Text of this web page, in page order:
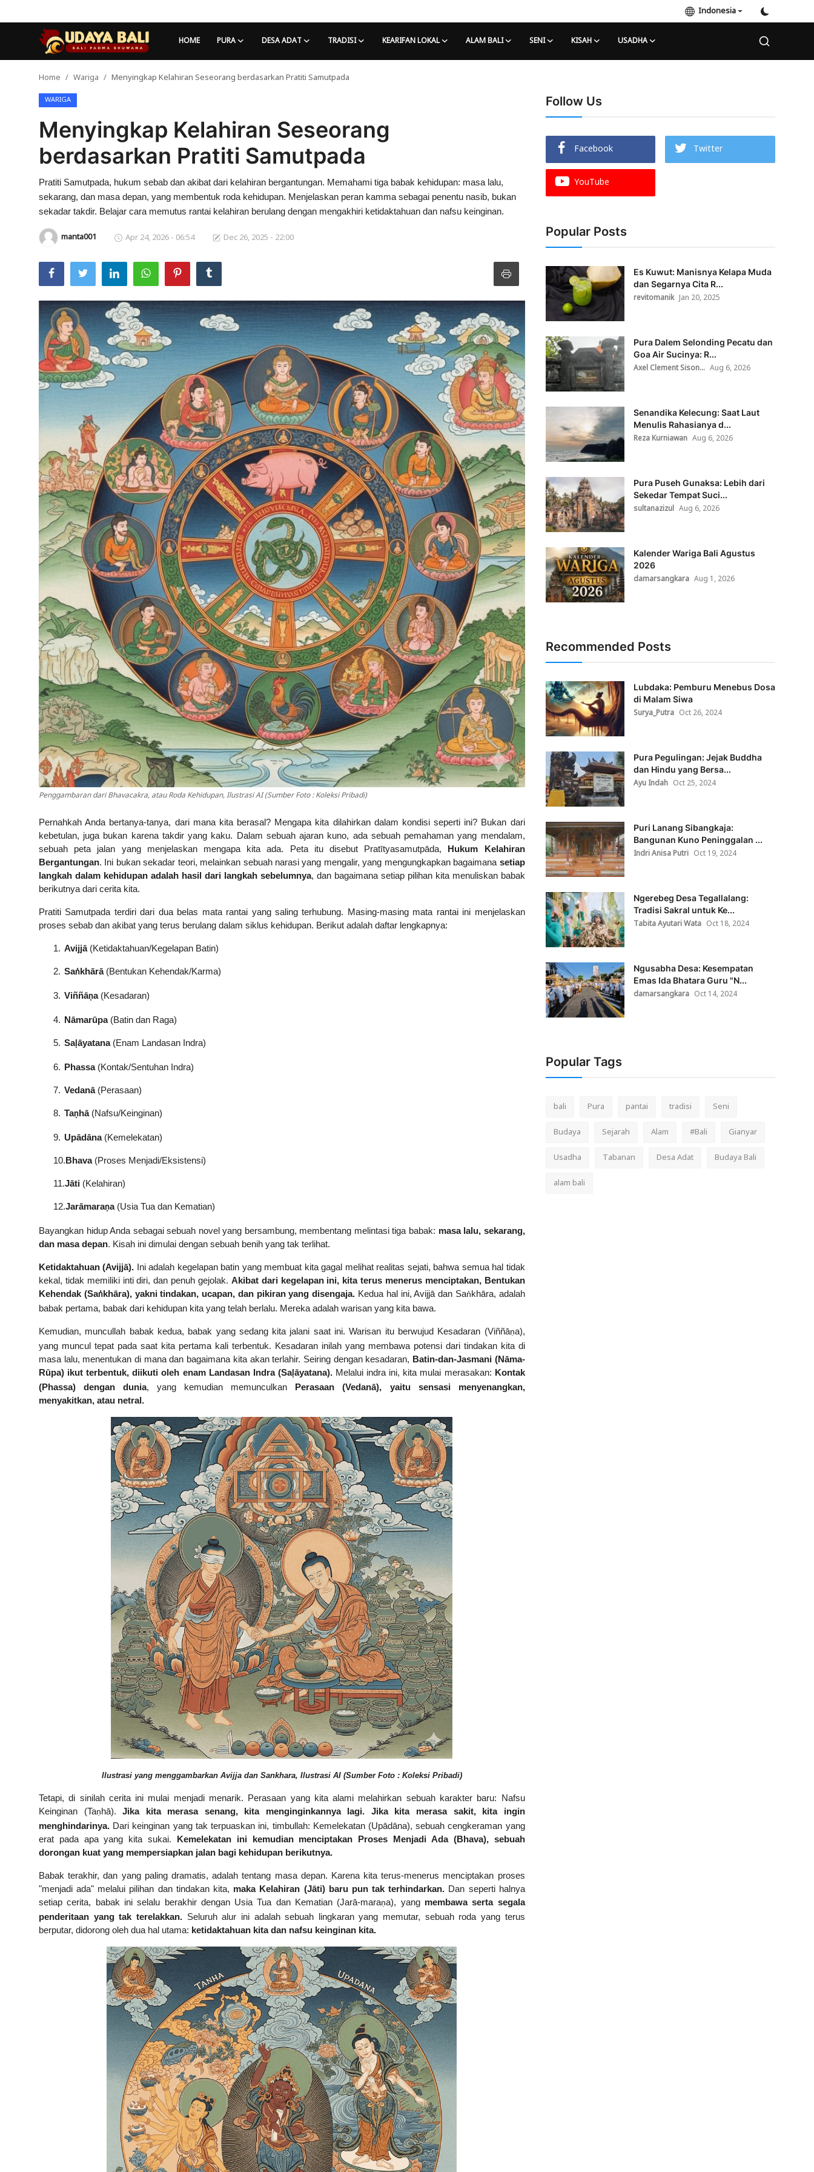
Indonesia
HOME PURA DESA ADAT TRADISI KEARIFAN LOKAL ALAM BALI SENI KISAH USADHA
Desa Adat
Kearifan lokal
Alam Bali
Indonesia
Home Wariga Menyingkap Kelahiran Seseorang berdasarkan Pratiti Samutpada
WARIGA
Menyingkap Kelahiran Seseorang
berdasarkan Pratiti Samutpada
Pratiti Samutpada, hukum sebab dan akibat dari kelahiran bergantungan. Memahami tiga babak kehidupan: masa lalu,
sekarang, dan masa depan, yang membentuk roda kehidupan. Menjelaskan peran kamma sebagai penentu nasib, bukan
sekadar takdir. Belajar cara memutus rantai kelahiran berulang dengan mengakhiri ketidaktahuan dan nafsu keinginan.
manta001 Apr 24, 2026 - 06:54 Dec 26, 2025 - 22:00
Penggambaran dari Bhavacakra, atau Roda Kehidupan, Ilustrasi AI (Sumber Foto : Koleksi Pribadi)
Pernahkah Anda bertanya-tanya, dari mana kita berasal? Mengapa kita dilahirkan dalam kondisi seperti ini? Bukan dari
kebetulan, juga bukan karena takdir yang kaku. Dalam sebuah ajaran kuno, ada sebuah pemahaman yang mendalam,
sebuah peta jalan yang menjelaskan mengapa kita ada. Peta itu disebut Pratītyasamutpāda,
Hukum Kelahiran
Bergantungan. Ini bukan sekadar teori, melainkan sebuah narasi yang mengalir, yang mengungkapkan bagaimana setiap
langkah dalam kehidupan adalah hasil dari langkah sebelumnya, dan bagaimana setiap pilihan kita menuliskan babak
berikutnya dari cerita kita.
Pratiti Samutpada terdiri dari dua belas mata rantai yang saling terhubung. Masing-masing mata rantai ini menjelaskan
proses sebab dan akibat yang terus berulang dalam siklus kehidupan. Berikut adalah daftar lengkapnya:
1. Avijjā(Ketidaktahuan/Kegelapan Batin)
2. Saṅ khārā(Bentukan Kehendak/Karma)
3. Viññāṇa(Kesadaran)
4. Nāmarūpa(Batin dan Raga)
5. Saḷ āyatana(Enam Landasan Indra)
6. Phassa(Kontak/Sentuhan Indra)
7. Vedanā(Perasaan)
8. Taṇ hā(Nafsu/Keinginan)
9. Upādāna(Kemelekatan)
10. Bhava(Proses Menjadi/Eksistensi)
11.Jāti (Kelahiran)
12.Jarāmaraṇa(Usia Tua dan Kematian)
Bayangkan hidup Anda sebagai sebuah novel yang bersambung, membentang melintasi tiga babak: masa lalu, sekarang,
dan masa depan. Kisah ini dimulai dengan sebuah benih yang tak terlihat.
Ketidaktahuan (Avijjā). Ini adalah kegelapan batin yang membuat kita gagal melihat realitas sejati, bahwa semua hal tidak
kekal, tidak memiliki inti diri, dan penuh gejolak. Akibat dari kegelapan ini, kita terus menerus menciptakan, Bentukan
Kehendak (Saṅkhāra), yakni tindakan, ucapan, dan pikiran yang disengaja. Kedua hal ini, Avijjā dan Saṅ khāra, adalah
babak pertama, babak dari kehidupan kita yang telah berlalu. Mereka adalah warisan yang kita bawa.
Kemudian, muncullah babak kedua, babak yang sedang kita jalani saat ini. Warisan itu berwujud Kesadaran (Viññāṇa),
yang muncul tepat pada saat kita pertama kali terbentuk. Kesadaran inilah yang membawa potensi dari tindakan kita di
masa lalu, menentukan di mana dan bagaimana kita akan terlahir. Seiring dengan kesadaran, Batin-dan-Jasmani (Nāma-
Rūpa) ikut terbentuk, diikuti oleh enam Landasan Indra (Saḷ āyatana).Melalui indra ini, kita mulai merasakan: Kontak
(Phassa) dengan dunia, yang kemudian memunculkan
Perasaan (Vedanā), yaitu sensasi menyenangkan,
menyakitkan, atau netral.
Ilustrasi yang menggambarkan Avijja dan Sankhara, Ilustrasi AI (Sumber Foto : Koleksi Pribadi)
Tetapi, di sinilah cerita ini mulai menjadi menarik. Perasaan yang kita alami melahirkan sebuah karakter baru: Nafsu
Keinginan (Taṇ hā).Jika kita merasa senang, kita menginginkannya lagi. Jika kita merasa sakit, kita ingin
menghindarinya. Dari keinginan yang tak terpuaskan ini, timbullah: Kemelekatan (Upādāna), sebuah cengkeraman yang
erat pada apa yang kita sukai.
Kemelekatan ini kemudian menciptakan Proses Menjadi Ada (Bhava), sebuah
dorongan kuat yang mempersiapkan jalan bagi kehidupan berikutnya.
Babak terakhir, dan yang paling dramatis, adalah tentang masa depan. Karena kita terus-menerus menciptakan proses
"menjadi ada" melalui pilihan dan tindakan kita, maka Kelahiran (Jāti) baru pun tak terhindarkan. Dan seperti halnya
setiap cerita, babak ini selalu berakhir dengan Usia Tua dan Kematian (Jarā-maraṇa), yang membawa serta segala
penderitaan yang tak terelakkan.Seluruh alur ini adalah sebuah lingkaran yang memutar, sebuah roda yang terus
berputar, didorong oleh dua hal utama: ketidaktahuan kita dan nafsu keinginan kita.
Follow Us
Facebook
Twitter
YouTube
Popular Posts
Es Kuwut: Manisnya Kelapa Muda
dan Segarnya Cita R...
revitomanik Jan 20, 2025
Pura Dalem Selonding Pecatu dan
Goa Air Sucinya: R...
Axel Clement Sison... Aug 6, 2026
Senandika Kelecung: Saat Laut
Menulis Rahasianya d...
Reza Kurniawan Aug 6, 2026
Pura Puseh Gunaksa: Lebih dari
Sekedar Tempat Suci...
sultanazizul Aug 6, 2026
Kalender Wariga Bali Agustus
2026
damarsangkara Aug 1, 2026
Recommended Posts
Lubdaka: Pemburu Menebus Dosa
di Malam Siwa
Surya_Putra Oct 26, 2024
Pura Pegulingan: Jejak Buddha
dan Hindu yang Bersa...
Ayu Indah Oct 25, 2024
Puri Lanang Sibangkaja:
Bangunan Kuno Peninggalan ...
Indri Anisa Putri Oct 19, 2024
Ngerebeg Desa Tegallalang:
Tradisi Sakral untuk Ke...
Tabita Ayutari Wata Oct 18, 2024
Ngusabha Desa: Kesempatan
Emas Ida Bhatara Guru "N...
damarsangkara Oct 14, 2024
Popular Tags
bali Pura pantai tradisi
Seni
Budaya
Sejarah Alam #Bali
Gianyar
Usadha
Tabanan Desa Adat
Budaya Bali
alam bali